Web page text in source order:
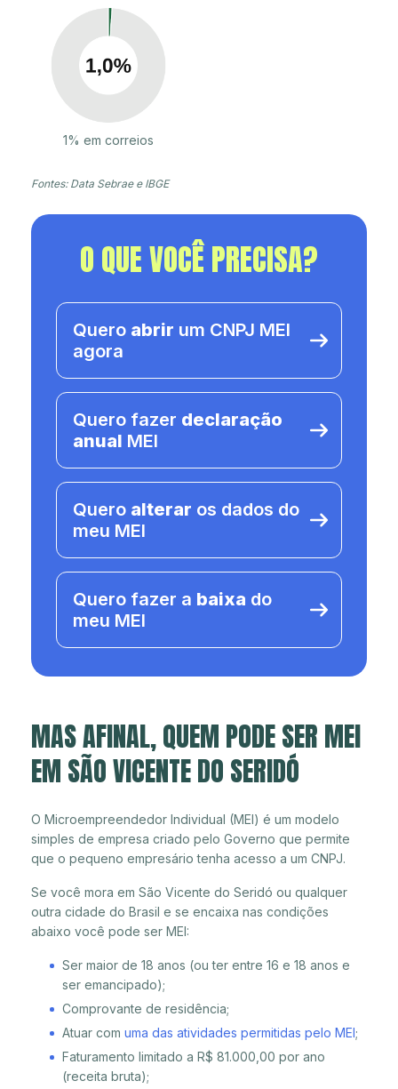
1% em correios
Fontes: Data Sebrae e IBGE
O QUE VOCÊ PRECISA?
Quero abrir um CNPJ MEI
agora
Quero fazer declaração
anual MEI
Quero alterar os dados do
meu MEI
Quero fazer a baixa do
meu MEI
MAS AFINAL, QUEM PODE SER MEI
EM SÃO VICENTE DO SERIDÓ
O Microempreendedor Individual (MEI) é um modelo
simples de empresa criado pelo Governo que permite
que o pequeno empresário tenha acesso a um CNPJ.
Se você mora em São Vicente do Seridó ou qualquer
outra cidade do Brasil e se encaixa nas condições
abaixo você pode ser MEI:
Ser maior de 18 anos (ou ter entre 16 e 18 anos e
ser emancipado);
Comprovante de residência;
Atuar com uma das atividades permitidas pelo MEI;
Faturamento limitado a R$ 81.000,00 por ano
(receita bruta);